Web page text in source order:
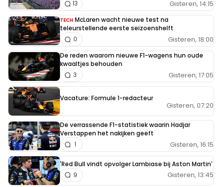
Gisteren, 14:15
13
TECH McLaren wacht nieuwe test na
teleurstellende eerste seizoenshelft
Gisteren, 18:00
0
De reden waarom nieuwe F1-wagens hun oude
kwaaltjes behouden
Gisteren, 17:05
3
Vacature: Formule 1-redacteur
Gisteren, 07:20
De verrassende F1-statistiek waarin Hadjar
Verstappen het nakijken geeft
Gisteren, 16:15
1
'Red Bull vindt opvolger Lambiase bij Aston Martin'
Gisteren, 13:45
9